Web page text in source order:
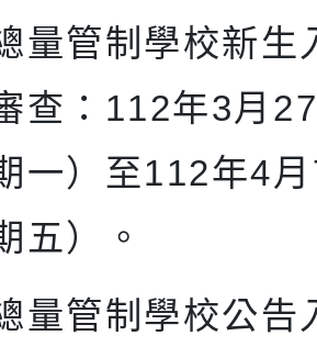
量管制學校新生
查：112年3月
一）至112年4
五）。
量管制學校公告